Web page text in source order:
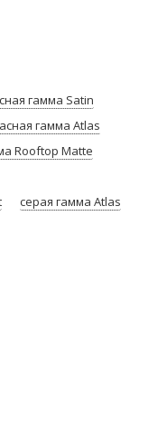
гамма Satin
гамма Atlas
Rooftop Matte
серая гамма Atlas